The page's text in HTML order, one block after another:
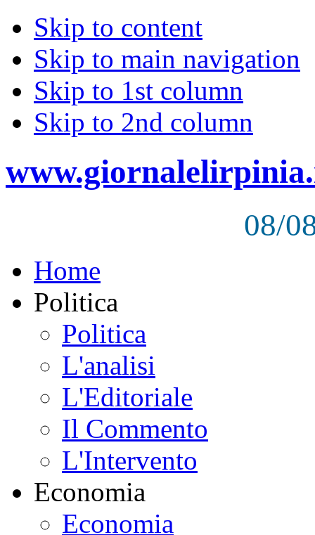
Skip to content
Skip to main navigation
Skip to 1st column
Skip to 2nd column
08/
Home
Politica
Politica
L'analisi
L'Editoriale
Il Commento
L'Intervento
Economia
Economia